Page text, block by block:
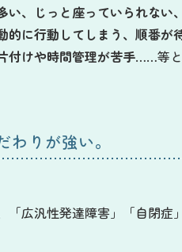
い、じっと座っていられな
的に行動してしまう、順番
付けや時間管理が苦手……等と
りが強い。
「広汎性発達障害」「自閉症